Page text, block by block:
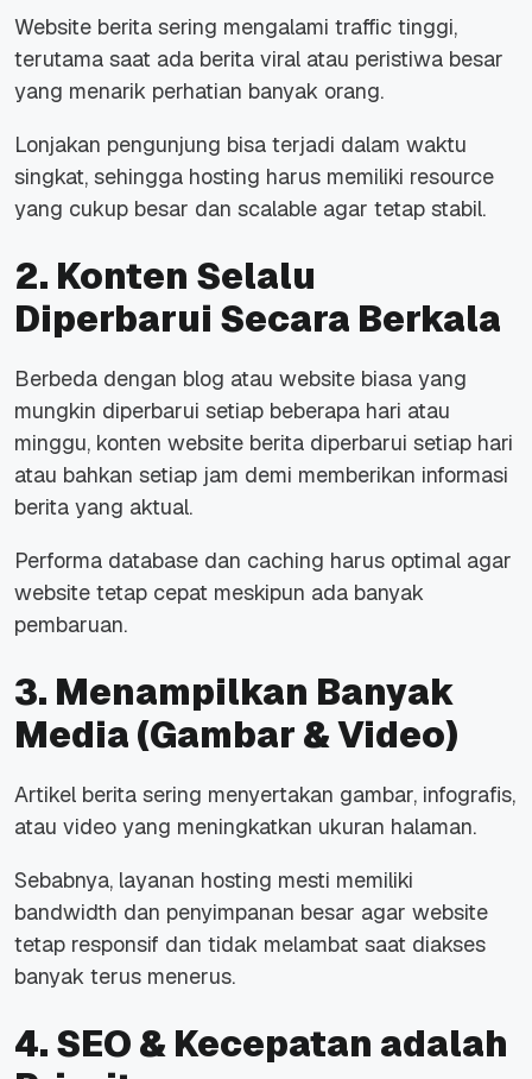
Website berita sering mengalami traffic tinggi,
terutama saat ada berita viral atau peristiwa besar
yang menarik perhatian banyak orang.
Lonjakan pengunjung bisa terjadi dalam waktu
singkat, sehingga hosting harus memiliki resource
yang cukup besar dan scalable agar tetap stabil.
2. Konten Selalu
Diperbarui Secara Berkala
Berbeda dengan blog atau website biasa yang
mungkin diperbarui setiap beberapa hari atau
minggu, konten website berita diperbarui setiap hari
atau bahkan setiap jam demi memberikan informasi
berita yang aktual.
Performa database dan caching harus optimal agar
website tetap cepat meskipun ada banyak
pembaruan.
3. Menampilkan Banyak
Media (Gambar & Video)
Artikel berita sering menyertakan gambar, infografis,
atau video yang meningkatkan ukuran halaman.
Sebabnya, layanan hosting mesti memiliki
bandwidth dan penyimpanan besar agar website
tetap responsif dan tidak melambat saat diakses
banyak terus menerus.
4. SEO & Kecepatan adalah